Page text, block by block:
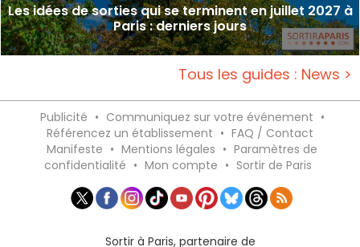
Les idées de sorties qui se terminent en juillet 2027 à
Paris : derniers jours
Tous les guides : News >
Publicité • Communiquez sur votre événement •
Référencez un établissement • FAQ / Contact
Manifeste • Mentions légales • Paramètres de
confidentialité • Mon compte • Sortir de Paris
Sortir à Paris, partenaire de